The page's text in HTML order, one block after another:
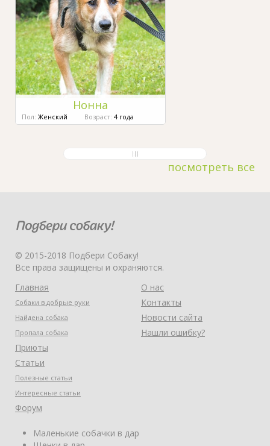
Нонна
Пол: Женский Возраст: 4 года
посмотреть все
© 2015-2018 Подбери Собаку!
Все права защищены и охраняются.
Главная
Собаки в добрые руки
Найдена собака
Пропала собака
Приюты
Статьи
Полезные статьи
Интересные статьи
Форум
О нас
Контакты
Новости сайта
Нашли ошибку?
Маленькие собачки в дар